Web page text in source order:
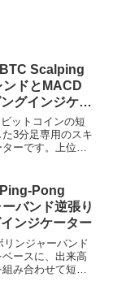
Scalping
ドとMACD
グインジケー
ットコインの短
3分足専用のスキ
ーです。上位足
ィの収縮と拡大
Pong
バンド逆張り
ンジケーター
リンジャーバンド
ースに、出来高
み合わせて短期